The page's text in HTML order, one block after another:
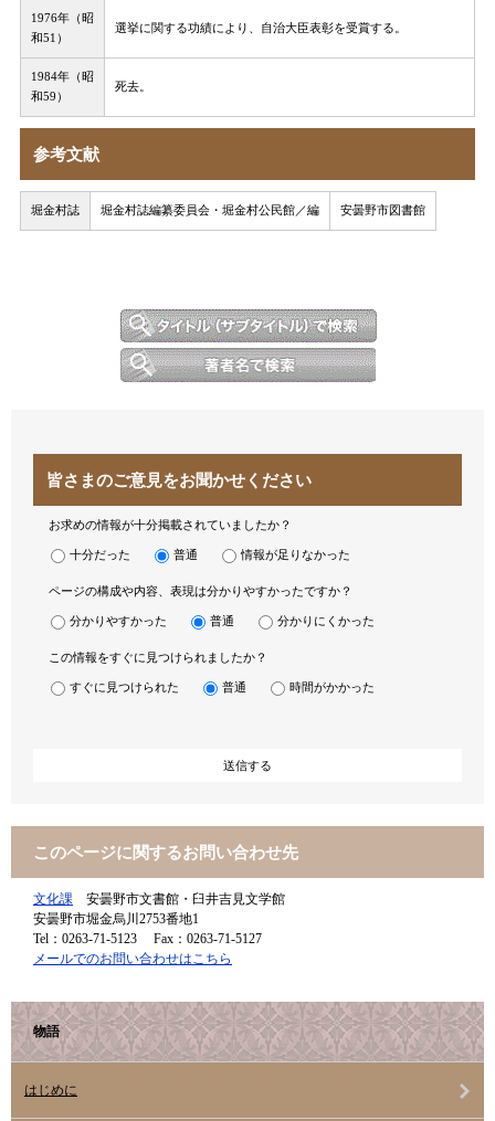
1976年（昭
和51）
選挙に関する功績により、自治大臣表彰を受賞する。
1984年（昭
和59）
死去。
参考文献
堀金村誌 堀金村誌編纂委員会・堀金村公民館／編 安曇野市図書館
皆さまのご意見をお聞かせください
お求めの情報が十分掲載されていましたか？
十分だった 普通 情報が足りなかった
ページの構成や内容、表現は分かりやすかったですか？
分かりやすかった 普通 分かりにくかった
この情報をすぐに見つけられましたか？
すぐに見つけられた 普通 時間がかかった
このページに関するお問い合わせ先
文化課
安曇野市文書館・臼井吉見文学館
安曇野市堀金烏川2753番地1
Tel：0263-71-5123
Fax：0263-71-5127
メールでのお問い合わせはこちら
物語
はじめに